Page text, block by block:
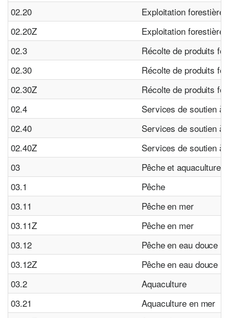
02.20
Exploitation forestière
02.20Z
Exploitation forestière
02.3
Récolte de produits
02.30
Récolte de produits
02.30Z
Récolte de produits
02.4
Services de soutien à
02.40
Services de soutien à
02.40Z
Services de soutien à
03
Pêche et aquaculture
03.1
Pêche
03.11
Pêche en mer
03.11Z
Pêche en mer
03.12
Pêche en eau douce
03.12Z
Pêche en eau douce
03.2
Aquaculture
03.21
Aquaculture en mer